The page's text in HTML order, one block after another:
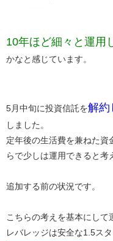
​10年ほど細々と運用
かなと感じています。
5月中旬に投資信託を解約
しました。
定年後の生活費を兼ねた資
らで少しは運用できると考
追加する前の状況です。
こちらの考えを基本にして
レバレッジは安全な1.5ス